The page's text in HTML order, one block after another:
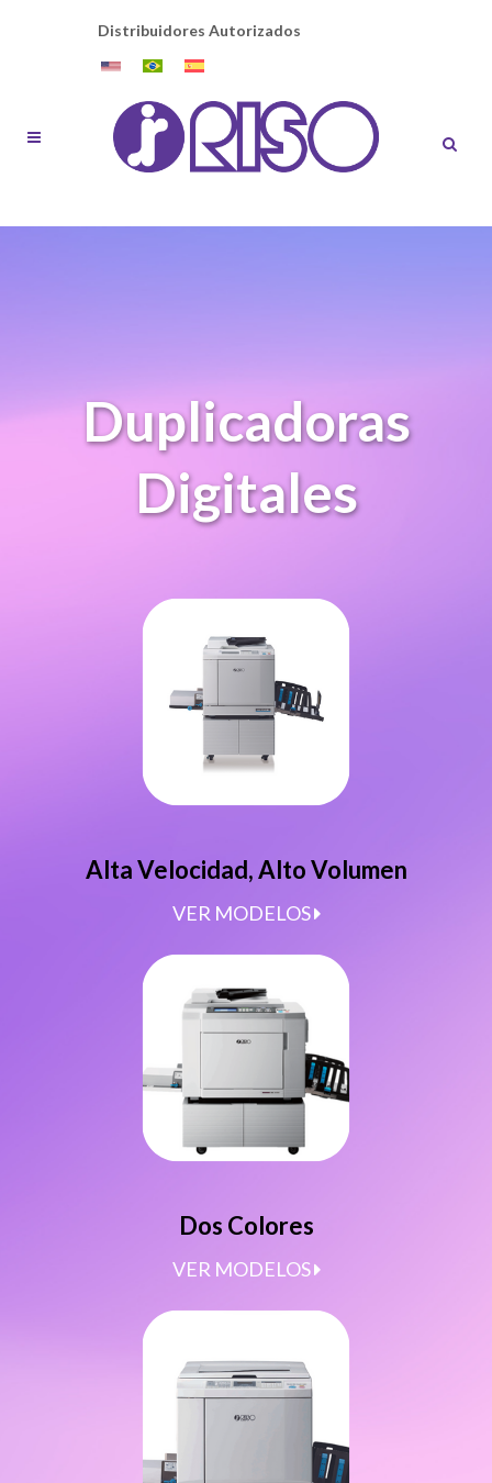
Distribuidores Autorizados
Duplicadoras
Digitales
Alta Velocidad, Alto Volumen
VER MODELOS
Dos Colores
VER MODELOS